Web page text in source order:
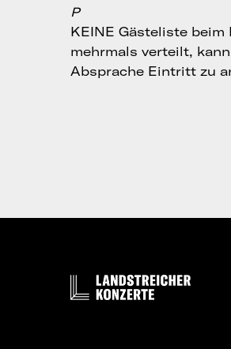
P
KEINE Gästeliste
mehrmals verteilt,
Absprache Eintritt zu